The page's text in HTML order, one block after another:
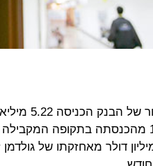
חטיבת
ירידה של 12% מהכנסתה בתקופה
230 מיליון דולר מאחזקתו